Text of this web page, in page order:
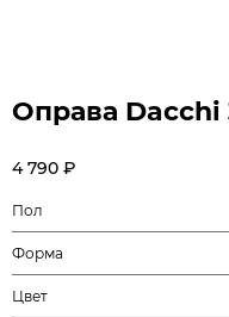
Оправа Dacchi
4 790 ₽
Пол
Форма
Цвет